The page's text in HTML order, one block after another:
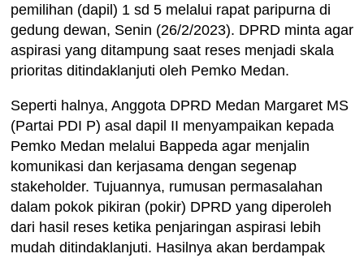
pemilihan (dapil) 1 sd 5 melalui rapat paripurna di
gedung dewan, Senin (26/2/2023). DPRD minta agar
aspirasi yang ditampung saat reses menjadi skala
prioritas ditindaklanjuti oleh Pemko Medan.
Seperti halnya, Anggota DPRD Medan Margaret MS
(Partai PDI P) asal dapil II menyampaikan kepada
Pemko Medan melalui Bappeda agar menjalin
komunikasi dan kerjasama dengan segenap
stakeholder. Tujuannya, rumusan permasalahan
dalam pokok pikiran (pokir) DPRD yang diperoleh
dari hasil reses ketika penjaringan aspirasi lebih
mudah ditindaklanjuti. Hasilnya akan berdampak